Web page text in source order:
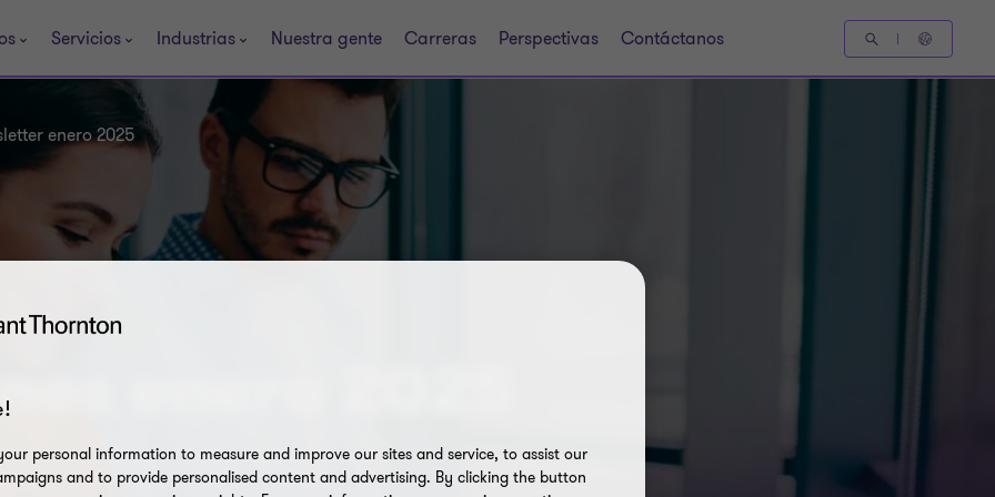
Servicios Industrias Nuestra gente Carreras Perspectivas Contáctanos
enero 2025
enero 2025
personal information to measure and improve our sites and service, to assist our
and to provide personalised content and advertising. By clicking the button